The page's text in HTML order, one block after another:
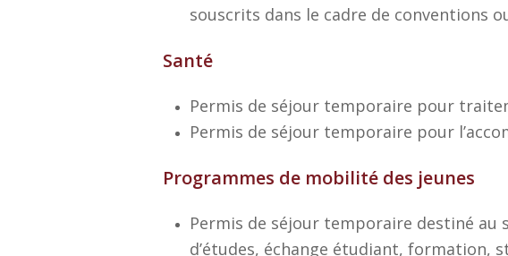
souscrits dans le cadre de conventions
Santé
Permis de séjour temporaire pour
Permis de séjour temporaire pour
Programmes de mobilité des jeunes
Permis de séjour temporaire destiné au
d’études, échange étudiant, formation,